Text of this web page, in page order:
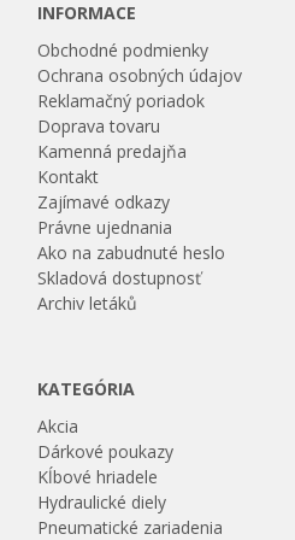
INFORMACE
Obchodné podmienky
Ochrana osobných údajov
Reklamačný poriadok
Doprava tovaru
Kamenná predajňa
Kontakt
Zajímavé odkazy
Právne ujednania
Ako na zabudnuté heslo
Skladová dostupnosť
Archiv letáků
KATEGÓRIA
Akcia
Dárkové poukazy
Kĺbové hriadele
Hydraulické diely
Pneumatické zariadenia